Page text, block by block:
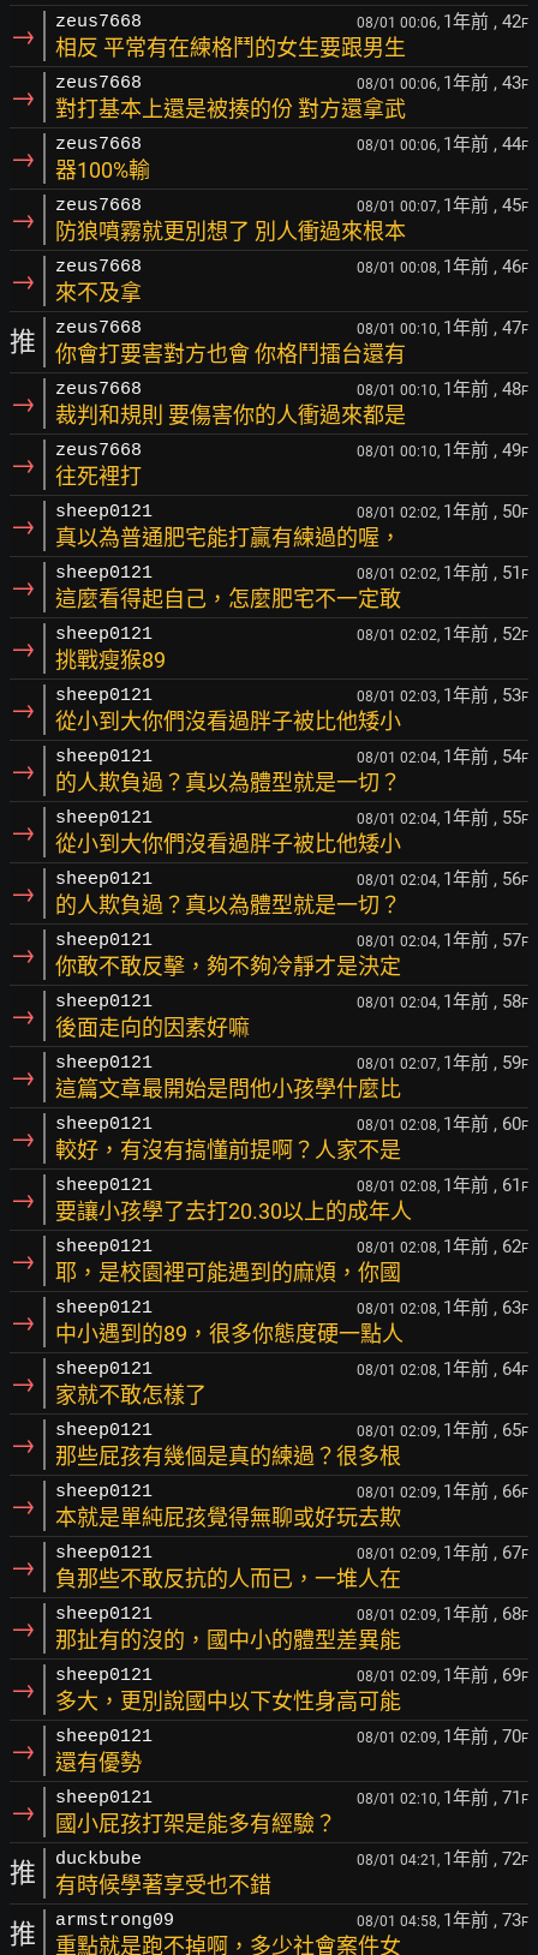
→ zeus7668 08/01 00:06, 1年前 , 42F
相反 平常有在練格鬥的女生要跟男生
→ zeus7668 08/01 00:06, 1年前 , 43F
對打基本上還是被揍的份 對方還拿武
→ zeus7668 08/01 00:06, 1年前 , 44F
器100%輸
→ zeus7668 08/01 00:07, 1年前 , 45F
防狼噴霧就更別想了 別人衝過來根本
→ zeus7668 08/01 00:08, 1年前 , 46F
來不及拿
推 zeus7668 08/01 00:10, 1年前 , 47F
你會打要害對方也會 你格鬥擂台還有
→ zeus7668 08/01 00:10, 1年前 , 48F
裁判和規則 要傷害你的人衝過來都是
→ zeus7668 08/01 00:10, 1年前 , 49F
往死裡打
→ sheep0121 08/01 02:02, 1年前 , 50F
真以為普通肥宅能打贏有練過的喔，
→ sheep0121 08/01 02:02, 1年前 , 51 F
這麼看得起自己，怎麼肥宅不一定敢
→ sheep0121 08/01 02:02, 1年前 , 52F
挑戰瘦猴89
→ sheep0121 08/01 02:03, 1年前 , 53F
從小到大你們沒看過胖子被比他矮小
→ sheep0121 08/01 02:04, 1年前 , 54F
的人欺負過？真以為體型就是一切？
→ sheep0121 08/01 02:04, 1年前 , 55F
從小到大你們沒看過胖子被比他矮小
→ sheep0121 08/01 02:04, 1年前 , 56F
的人欺負過？真以為體型就是一切？
→ sheep0121 08/01 02:04, 1年前 , 57F
你敢不敢反擊，夠不夠冷靜才是決定
→ sheep0121 08/01 02:04, 1年前 , 58F
後面走向的因素好嘛
→ sheep0121 08/01 02:07, 1年前 , 59F
這篇文章最開始是問他小孩學什麼比
→ sheep0121 08/01 02:08, 1年前 , 60F
較好，有沒有搞懂前提啊？人家不是
→ sheep0121 08/01 02:08, 1年前 , 61 F
要讓小孩學了去打20.30以上的成年人
→ sheep0121 08/01 02:08, 1年前 , 62F
耶，是校園裡可能遇到的麻煩，你國
→ sheep0121 08/01 02:08, 1年前 , 63F
中小遇到的89，很多你態度硬一點人
→ sheep0121 08/01 02:08, 1年前 , 64F
家就不敢怎樣了
→ sheep0121 08/01 02:09, 1年前 , 65F
那些屁孩有幾個是真的練過？很多根
→ sheep0121 08/01 02:09, 1年前 , 66F
本就是單純屁孩覺得無聊或好玩去欺
→ sheep0121 08/01 02:09, 1年前 , 67F
負那些不敢反抗的人而已，一堆人在
→ sheep0121 08/01 02:09, 1年前 , 68F
那扯有的沒的，國中小的體型差異能
→ sheep0121 08/01 02:09, 1年前 , 69F
多大，更別說國中以下女性身高可能
→ sheep0121 08/01 02:09, 1年前 , 70F
還有優勢
→ sheep0121 08/01 02:10, 1年前 , 71 F
國小屁孩打架是能多有經驗？
推 duckbube 08/01 04:21, 1年前 , 72F
有時候學著享受也不錯
推 armstrong09 08/01 04:58, 1年前 , 73F
重點就是跑不掉啊，多少社會案件女